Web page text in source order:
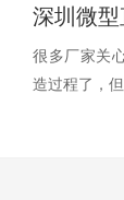
很多厂家关心
造过程了